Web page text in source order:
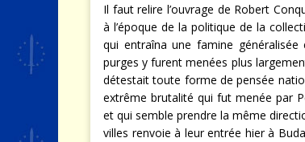
Il faut relire l’ouvrage de Robert
à l’époque de la politique de la
qui entraîna une famine
purges y furent menées plus
détestait toute forme de pensée
extrême brutalité qui fut menée par
et qui semble prendre la même
villes renvoie à leur entrée hier à